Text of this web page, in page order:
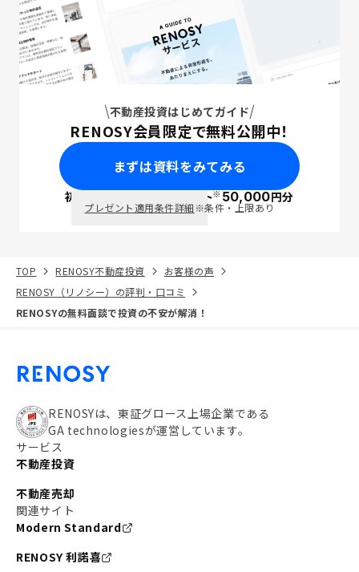
不動産投資はじめてガイド
RENOSY会員限定で無料公開中！
まずは資料をみてみる
初回面談で ポイント※50,000円分
プレゼント適用条件詳細※条件・上限あり
TOP RENOSY不動産投資
お客様の声
RENOSY（リノシー）の評判・口コミ
RENOSYの無料面談で投資の不安が解消！
RENOSYは、東証グロース上場企業である
GA technologiesが運営しています。
サービス
不動産投資
不動産売却
関連サイト
Modern Standard
RENOSY 利諾喜